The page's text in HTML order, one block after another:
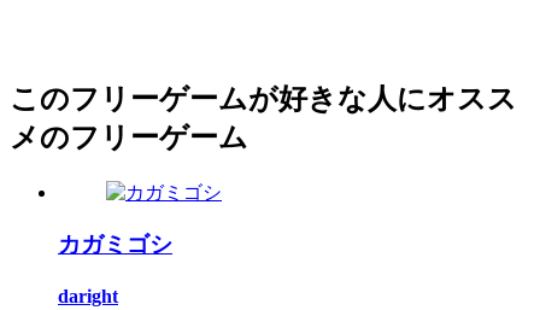
このフリーゲームが好きな人にオスス
メのフリーゲーム
カガミゴシ
daright